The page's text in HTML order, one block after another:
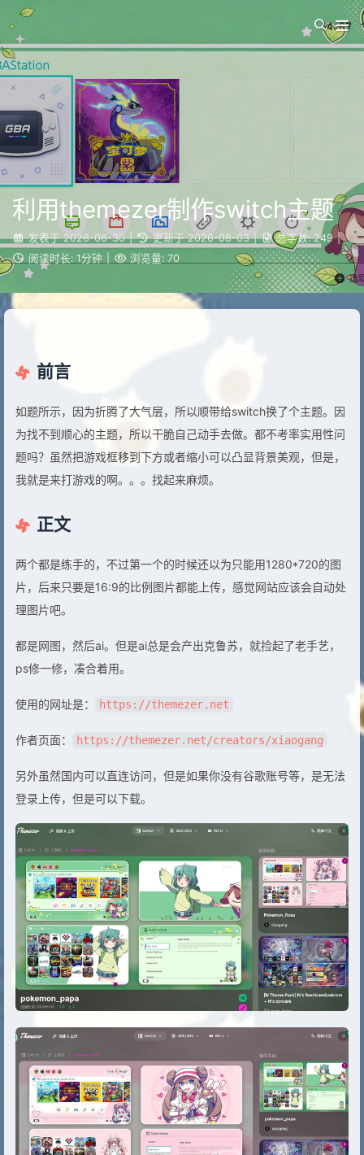
利用themezer制作switch主题
发表于 2026-06-30 | 更新于 2026-08-03 | 总字数: 249 |
阅读时长: 1分钟 浏览量: 70
前言
如题所示，因为折腾了大气层，所以顺带给switch换了个主题。因
为找不到顺心的主题，所以干脆自己动手去做。都不考率实用性问
题吗？虽然把游戏框移到下方或者缩小可以凸显背景美观，但是，
我就是来打游戏的啊。。。找起来麻烦。
正文
两个都是练手的，不过第一个的时候还以为只能用1280*720的图
片，后来只要是16:9的比例图片都能上传，感觉网站应该会自动处
理图片吧。
都是网图，然后ai。但是ai总是会产出克鲁苏，就捡起了老手艺，
ps修一修，凑合着用。
使用的网址是： https://themezer.net
作者页面： https://themezer.net/creators/xiaogang
另外虽然国内可以直连访问，但是如果你没有谷歌账号等，是无法
登录上传，但是可以下载。